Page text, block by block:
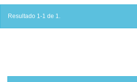
Resultado 1-1 de 1.